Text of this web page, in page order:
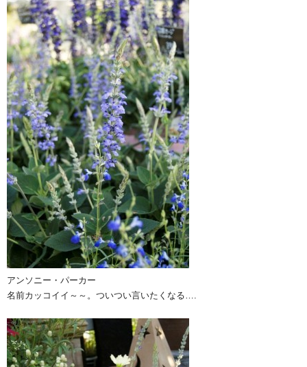
アンソニー・パーカー
名前カッコイイ～～。ついつい言いたくなる….